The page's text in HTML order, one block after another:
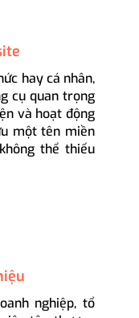
hay cá nhân,
cụ quan trọng
và hoạt động
một tên miền
thể thiếu
nghiệp, tổ